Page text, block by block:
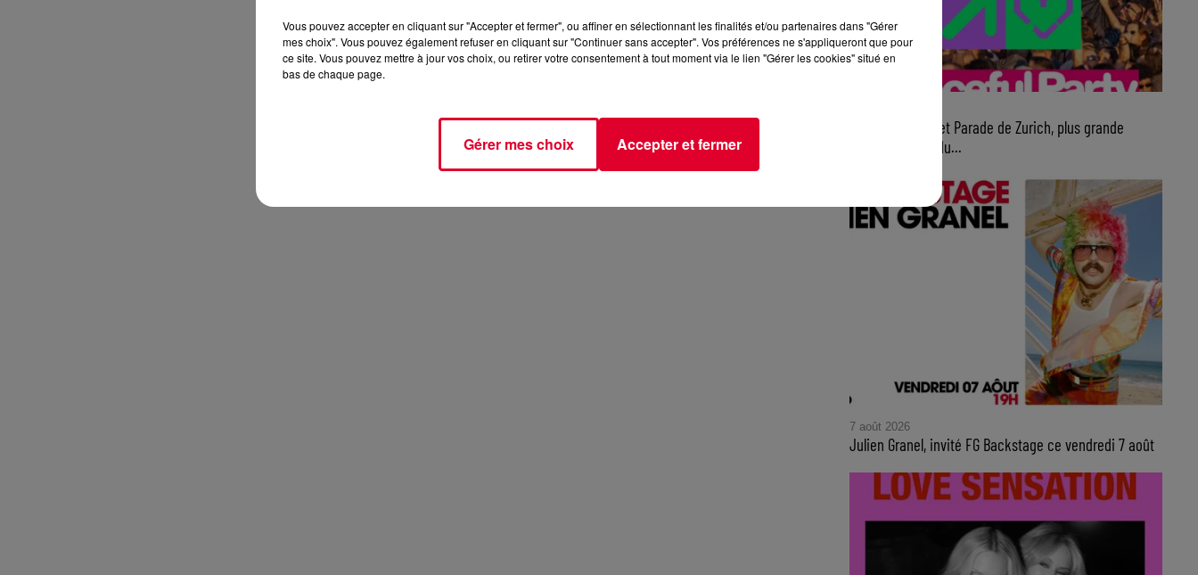
Ce samedi, Street Parade de Zurich, plus grande
parade électro du...
7 août 2026
Julien Granel, invité FG Backstage ce vendredi 7 août
Vous pouvez accepter en cliquant sur "Accepter et fermer", ou affiner en sélectionnant les finalités et/ou partenaires dans "Gérer
mes choix". Vous pouvez également refuser en cliquant sur "Continuer sans accepter". Vos préférences ne s'appliqueront que pour
ce site. Vous pouvez mettre à jour vos choix, ou retirer votre consentement à tout moment via le lien "Gérer les cookies" situé en
bas de chaque page.
Gérer mes choix Accepter et fermer